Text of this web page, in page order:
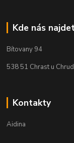
Kde nás
Bítovany 94
538 51 Chrast u
Kontakty
Aidina